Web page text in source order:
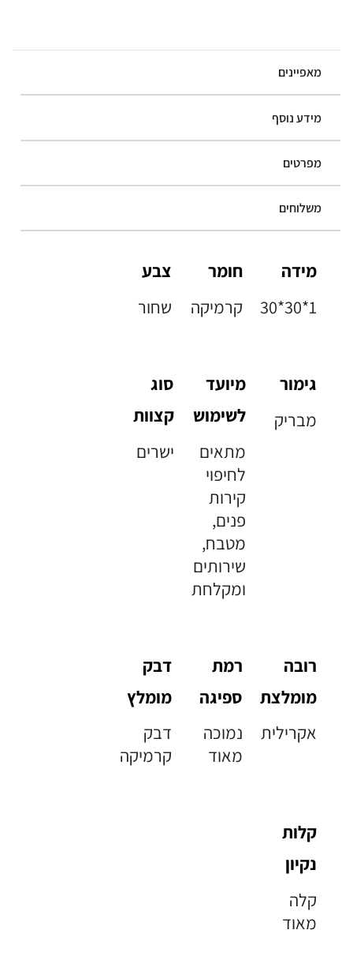
מאפיינים
מידע נוסף
מפרטים
משלוחים
מידה
30*30*1
חומר
קרמיקה
צבע
שחור
גימור
מבריק
מיועד
לשימוש
מתאים
לחיפוי
קירות
פנים,
מטבח,
שירותים
ומקלחת
סוג
קצוות
ישרים
רובה
מומלצת
אקרילית
רמת
ספיגה
נמוכה
מאוד
דבק
מומלץ
דבק
קרמיקה
קלות
נקיון
קלה
מאוד